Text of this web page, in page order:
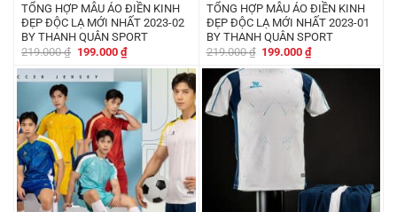
TỔNG HỢP MẪU ÁO ĐIỀN KINH
ĐẸP ĐỘC LẠ MỚI NHẤT 2023-02
BY THANH QUÂN SPORT
219.000₫ Giá
là:
219.000 ₫.
199.000 ₫Giá
hiện
tại
là:
199.000 ₫.
TỔNG HỢP MẪU ÁO ĐIỀN KINH
ĐẸP ĐỘC LẠ MỚI NHẤT 2023-01
BY THANH QUÂN SPORT
219.000₫ Giá
là:
219.000 ₫.
199.000₫Giá
tại
là:
199.000 ₫.